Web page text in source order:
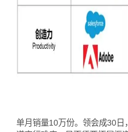
单月销量10万份。领会成30